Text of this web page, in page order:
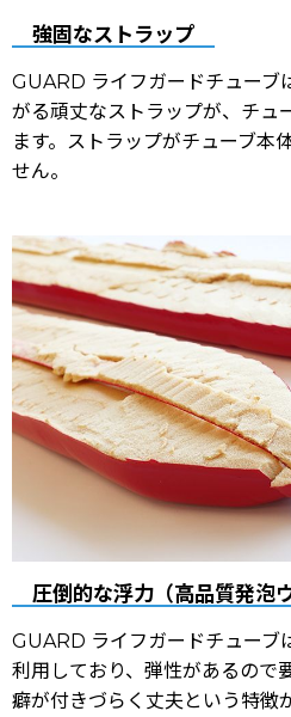
強固なストラップ
GUARD ライフガードチューブ
がる頑丈なストラップが、チュ
ます。ストラップがチューブ本
せん。
圧倒的な浮力（高品質発泡
GUARD ライフガードチューブ
利用しており、弾性があるので
癖が付きづらく丈夫という特徴